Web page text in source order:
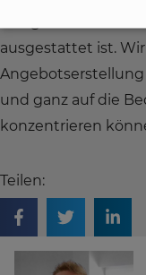
ausgestattet ist.
Angebotserstellung
und ganz auf die
konzentrieren
Teilen: